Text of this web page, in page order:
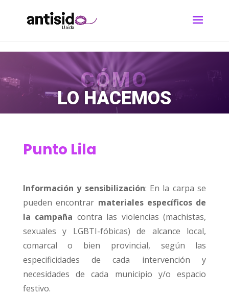
CÓMO
LO HACEMOS
Punto Lila
Información y sensibilización: En la carpa se
pueden encontrar materiales específicos de
la campaña contra las violencias (machistas,
sexuales y LGBTI-fóbicas) de alcance local,
comarcal o bien provincial, según las
especificidades de cada intervención y
necesidades de cada municipio y/o espacio
festivo.